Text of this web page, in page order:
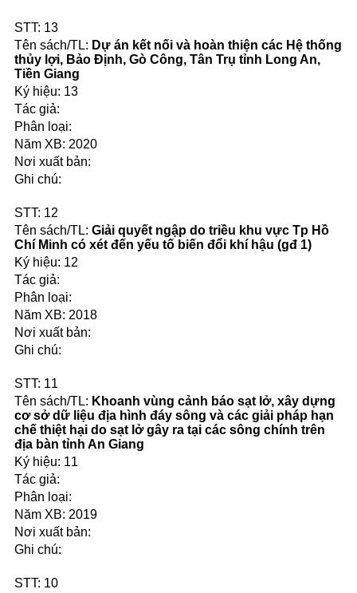
13
Dự án kết nối và hoàn thiện các Hệ thống
thủy lợi, Bảo Định, Gò Công, Tân Trụ tỉnh Long An,
Tiền Giang
13
2020
12
Giải quyết ngập do triều khu vực Tp Hồ
Chí Minh có xét đến yếu tố biến đổi khí hậu (gđ 1)
12
2018
11
Khoanh vùng cảnh báo sạt lở, xây dựng
cơ sở dữ liệu địa hình đáy sông và các giải pháp hạn
chế thiệt hại do sạt lở gây ra tại các sông chính trên
địa bàn tỉnh An Giang
11
2019
10